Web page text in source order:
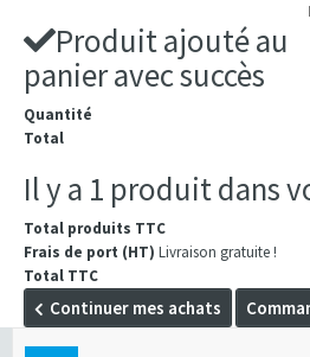
Produit ajouté au
panier avec succès
Quantité
Total
Il y a 1 produit dans
Total produits TTC
Frais de port (HT) Livraison gratuite !
Total TTC
Continuer mes achats